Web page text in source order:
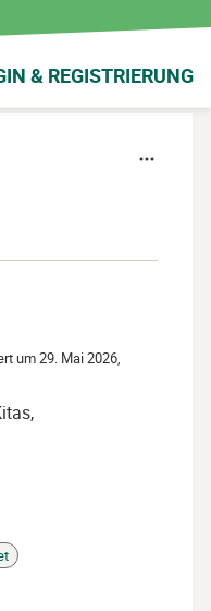
& REGISTRIERUNG
um 29. Mai 2026,